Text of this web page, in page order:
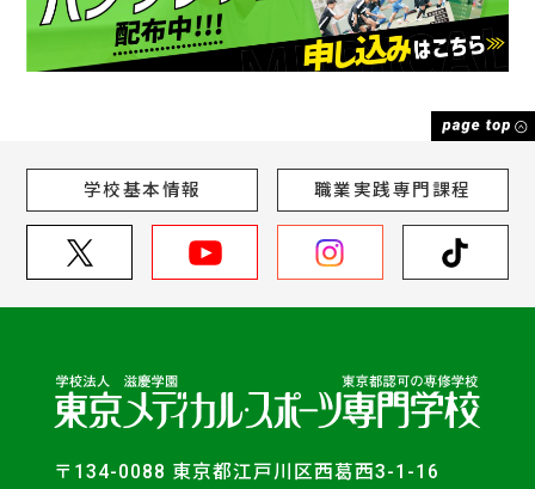
学校基本情報 職業実践専門課程
〒134-0088 東京都江戸川区西葛西3-1-16